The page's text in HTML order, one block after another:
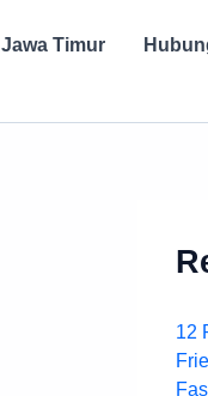
Jawa Timur
12